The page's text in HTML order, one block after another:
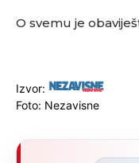
O svemu je
Izvor:
Foto: Nezavisne